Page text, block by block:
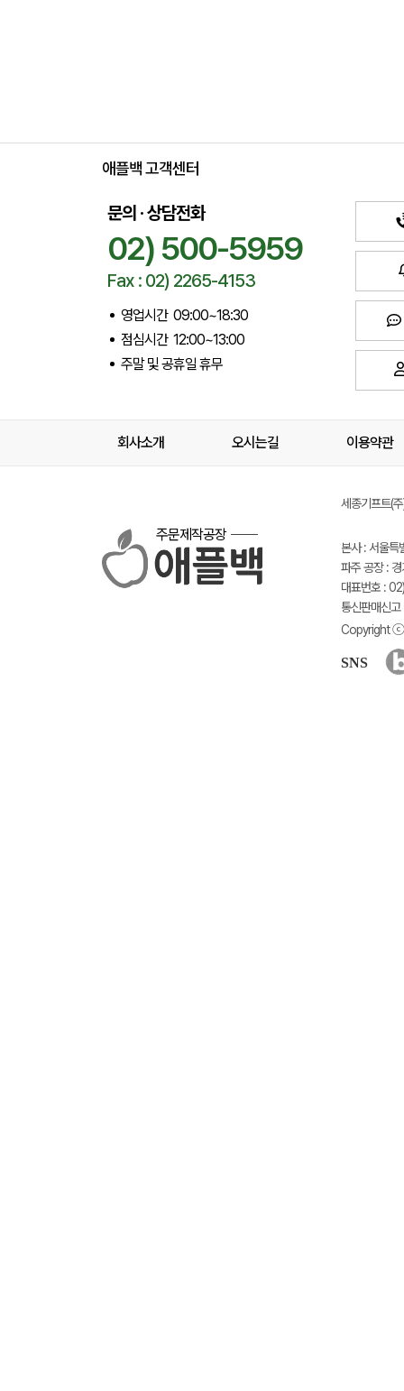
애플백 고객센터
문의 · 상담전화
02) 500-5959
Fax : 02) 2265-4153
영업시간 09:00~18:30
점심시간 12:00~13:00
주말 및 공휴일 휴무
회사소개 오시는길 이용약관
주문제작공장
세종기프트(
본사 : 서울
파주 공장 :
대표번호 :
통신판매신
Copyright ⓒ
SNS